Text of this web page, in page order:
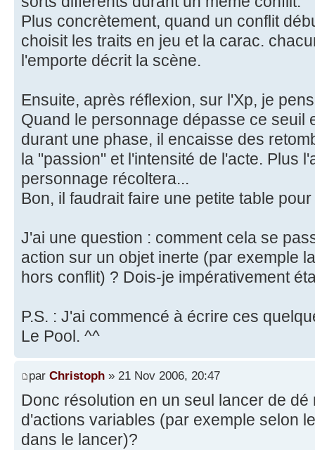
Plus concrètement, quand un conflit
choisit les traits en jeu et la carac.
l'emporte décrit la scène.
Ensuite, après réflexion, sur l'Xp, je
Quand le personnage dépasse ce seuil
durant une phase, il encaisse des
la "passion" et l'intensité de l'acte. Plus
personnage récoltera...
Bon, il faudrait faire une petite table
J'ai une question : comment cela se
action sur un objet inerte (par exemple
hors conflit) ? Dois-je impérativement
P.S. : J'ai commencé à écrire ces
Le Pool. ^^
par Christoph » 21 Nov 2006, 20:47
Donc résolution en un seul lancer de
d'actions variables (par exemple selon
dans le lancer)?